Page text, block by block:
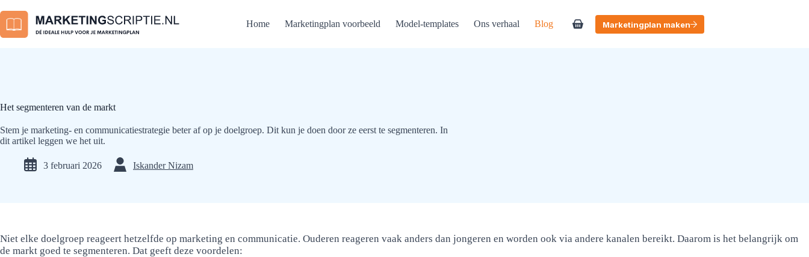
naar
inhoud
Home Marketingplan voorbeeld Model-templates Ons verhaal Blog WinkelwagenMarketingplan maken
Het segmenteren van de markt
Stem je marketing- en communicatiestrategie beter af op je doelgroep. Dit kun je doen door ze eerst te segmenteren. In
dit artikel leggen we het uit.
3 februari 2026 Iskander Nizam
Niet elke doelgroep reageert hetzelfde op marketing en communicatie. Ouderen reageren vaak anders dan jongeren en worden ook via andere kanalen bereikt. Daarom is het belangrijk om
de markt goed te segmenteren. Dat geeft deze voordelen: